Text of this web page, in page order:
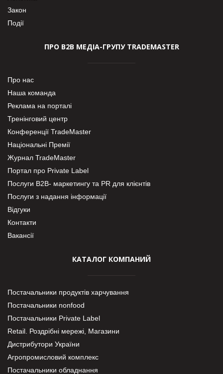
Закон
Події
ПРО В2В МЕДІА-ГРУПУ TRADEMASTER
Про нас
Наша команда
Реклама на порталі
Тренінговий центр
Конференції TradeMaster
Національні Премії
Журнал TradeMaster
Портал про Private Label
Послуги В2В- маркетингу та PR для клієнтів
Послуги з надання інформації
Відгуки
Контакти
Вакансії
КАТАЛОГ КОМПАНИЙ
Постачальники продуктів харчування
Постачальники nonfood
Постачальники Private Label
Retail. Роздрібні мережі, Магазини
Дистрибутори України
Агропромисловий комплекс
Постачальники обладнання